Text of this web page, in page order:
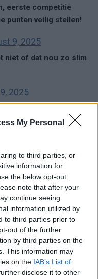
My Personal
to third parties, or
information for
the below opt-out
note that after your
continue seeing
information utilized by
to third parties prior to
out of the further
by third parties on the
This information may
on the IAB’s List of
disclose it to other
eerste competitie
punten veilig stellen!
9, 2025
niet of dat nou zo slim
2025
Die lijkt me toch
August 9, 2025
zowel Feyenoord als bij